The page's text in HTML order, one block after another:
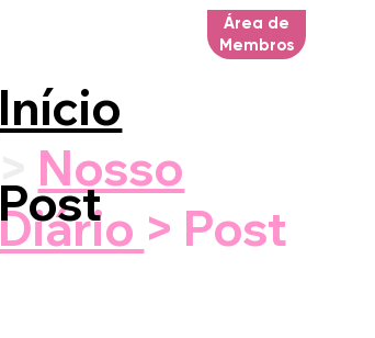
Área de
Membros
Início
Nosso
Diário > Post
Post